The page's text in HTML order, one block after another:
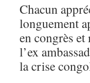
Chacun
longuement
en congrès
l’ex
la crise